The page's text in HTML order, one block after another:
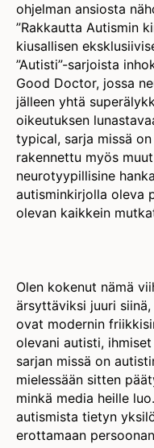
ohjelman ansiosta
”Rakkautta Autismin
kiusallisen
”Autisti”-sarjoista
Good Doctor, jossa
jälleen yhtä
oikeutuksen
typical, sarja missä
rakennettu myös
neurotyypillisine
autisminkirjolla oleva
olevan kaikkein
Olen kokenut nämä
ärsyttäviksi juuri
ovat modernin
olevani autisti,
sarjan missä on
mielessään sitten
minkä media heille
autismista tietyn
erottamaan